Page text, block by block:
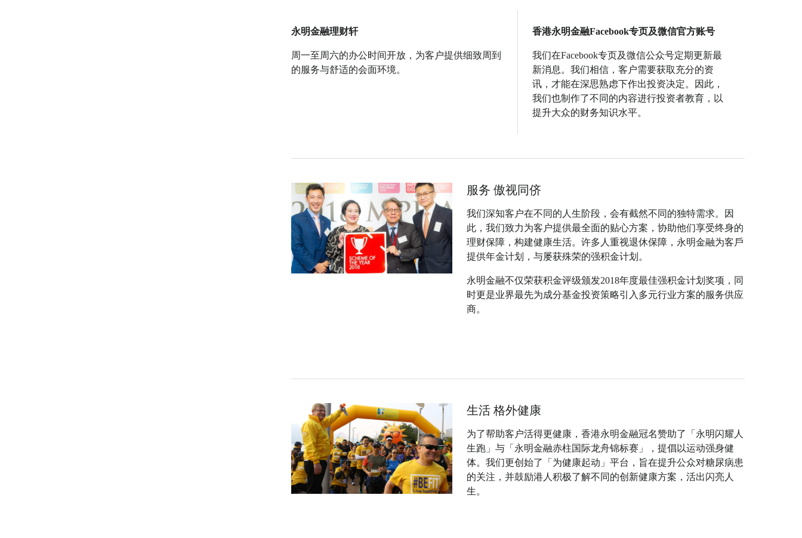
永明金融理财轩
周一至周六的办公时间开放，为客户提供细致周到
的服务与舒适的会面环境。
香港永明金融Facebook专页及微信官方账号
我们在Facebook专页及微信公众号定期更新最
新消息。我们相信，客户需要获取充分的资
讯，才能在深思熟虑下作出投资决定。因此，
我们也制作了不同的内容进行投资者教育，以
提升大众的财务知识水平。
服务 傲视同侪
我们深知客户在不同的人生阶段，会有截然不同的独特需求。因
此，我们致力为客户提供最全面的贴心方案，协助他们享受终身的
理财保障，构建健康生活。许多人重视退休保障，永明金融为客戶
提供年金计划，与屡获殊荣的强积金计划。
永明金融不仅荣获积金评级颁发2018年度最佳强积金计划奖项，同
时更是业界最先为成分基金投资策略引入多元行业方案的服务供应
商。
生活 格外健康
为了帮助客户活得更健康，香港永明金融冠名赞助了「永明闪耀人
生跑」与「永明金融赤柱国际龙舟锦标赛」，提倡以运动强身健
体。我们更创始了「为健康起动」平台，旨在提升公众对糖尿病患
的关注，并鼓励港人积极了解不同的创新健康方案，活出闪亮人
生。